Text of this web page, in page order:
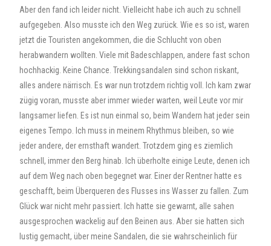
Aber den fand ich leider nicht. Vielleicht habe ich auch zu schnell
aufgegeben. Also musste ich den Weg zurück. Wie es so ist, waren
jetzt die Touristen angekommen, die die Schlucht von oben
herabwandern wollten. Viele mit Badeschlappen, andere fast schon
hochhackig. Keine Chance. Trekkingsandalen sind schon riskant,
alles andere närrisch. Es war nun trotzdem richtig voll. Ich kam zwar
zügig voran, musste aber immer wieder warten, weil Leute vor mir
langsamer liefen. Es ist nun einmal so, beim Wandern hat jeder sein
eigenes Tempo. Ich muss in meinem Rhythmus bleiben, so wie
jeder andere, der ernsthaft wandert. Trotzdem ging es ziemlich
schnell, immer den Berg hinab. Ich überholte einige Leute, denen ich
auf dem Weg nach oben begegnet war. Einer der Rentner hatte es
geschafft, beim Überqueren des Flusses ins Wasser zu fallen. Zum
Glück war nicht mehr passiert. Ich hatte sie gewarnt, alle sahen
ausgesprochen wackelig auf den Beinen aus. Aber sie hatten sich
lustig gemacht, über meine Sandalen, die sie wahrscheinlich für